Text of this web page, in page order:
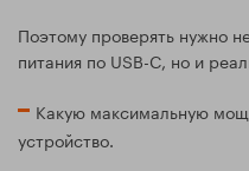
Поэтому проверять нужно
питания по USB-C, но и
Какую максимальную
устройство.